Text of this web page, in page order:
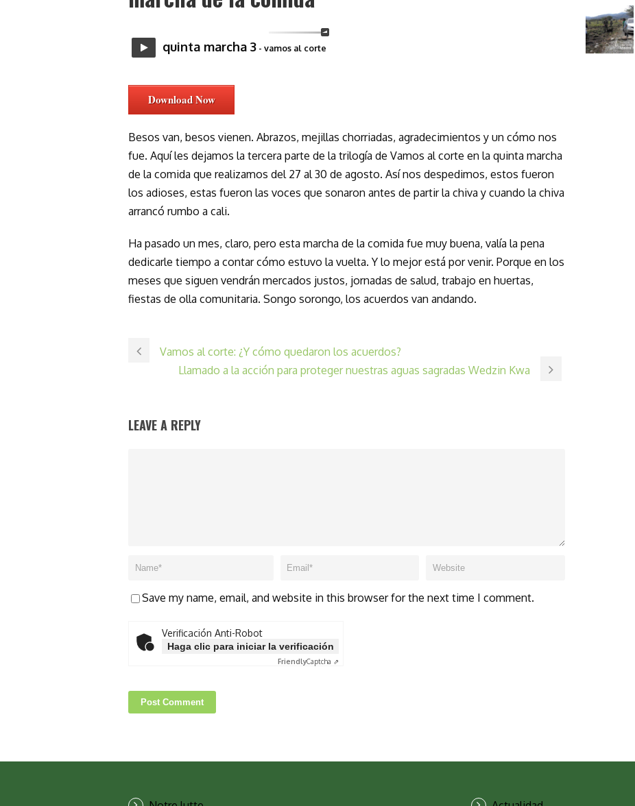
quinta marcha 3 - vamos al corte
Download Now
Besos van, besos vienen. Abrazos, mejillas chorriadas, agradecimientos y un cómo nos
fue. Aquí les dejamos la tercera parte de la trilogía de Vamos al corte en la quinta marcha
de la comida que realizamos del 27 al 30 de agosto. Así nos despedimos, estos fueron
los adioses, estas fueron las voces que sonaron antes de partir la chiva y cuando la chiva
arrancó rumbo a cali.
Ha pasado un mes, claro, pero esta marcha de la comida fue muy buena, valía la pena
dedicarle tiempo a contar cómo estuvo la vuelta. Y lo mejor está por venir. Porque en los
meses que siguen vendrán mercados justos, jornadas de salud, trabajo en huertas,
fiestas de olla comunitaria. Songo sorongo, los acuerdos van andando.
Vamos al corte: ¿Y cómo quedaron los acuerdos?
Llamado a la acción para proteger nuestras aguas sagradas Wedzin Kwa
LEAVE A REPLY
Save my name, email, and website in this browser for the next time I comment.
Verificación Anti-Robot
Haga clic para iniciar la verificación
FriendlyCaptcha ⇗